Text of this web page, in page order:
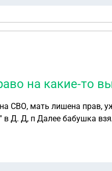
на какие-то
СВО, мать лишена прав,
к себе отцы.
имеют ли право на